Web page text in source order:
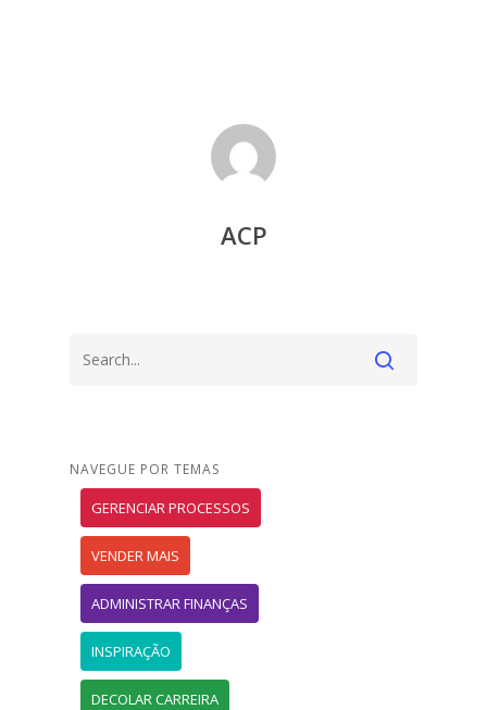
ACP
NAVEGUE POR TEMAS
GERENCIAR PROCESSOS
VENDER MAIS
ADMINISTRAR FINANÇAS
INSPIRAÇÃO
DECOLAR CARREIRA